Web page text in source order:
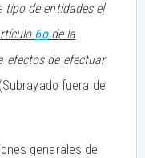
tipo de entidades el
6ode la
efectos de efectuar
(Subrayado fuera de
generales de